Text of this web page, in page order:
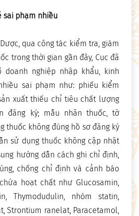
sai phạm nhiều
qua công tác kiểm tra, giám
trong thời gian gần đây, Cục đã
doanh nghiệp nhập khẩu, kinh
sai phạm như: phiếu kiểm
xuất thiếu chỉ tiêu chất lượng
đăng ký; mẫu nhãn thuốc, tờ
thuốc không đúng hồ sơ đăng ký
sử dụng thuốc không cập nhật
hướng dẫn cách ghi chỉ định,
chống chỉ định và cảnh báo
hoạt chất như Glucosamin,
Thymodudulin, nhóm statin,
Strontium ranelat, Paracetamol,